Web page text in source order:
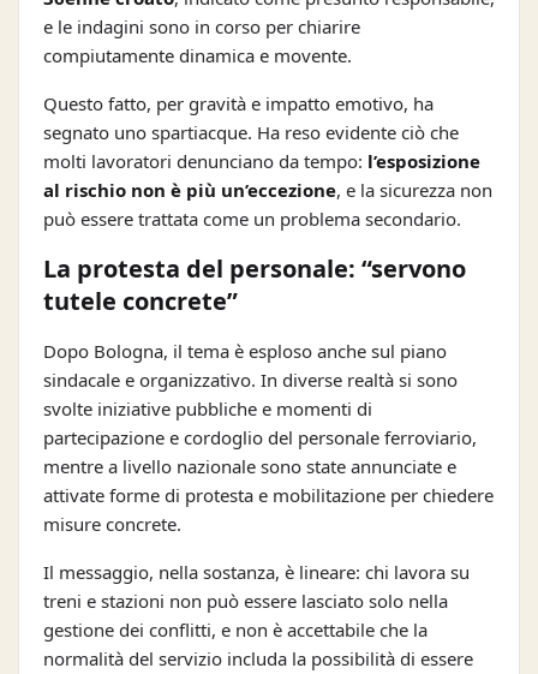
e le indagini sono in corso per chiarire
compiutamente dinamica e movente.
Questo fatto, per gravità e impatto emotivo, ha
segnato uno spartiacque. Ha reso evidente ciò che
molti lavoratori denunciano da tempo: l’esposizione
al rischio non è più un’eccezione, e la sicurezza non
può essere trattata come un problema secondario.
La protesta del personale: “servono
tutele concrete”
Dopo Bologna, il tema è esploso anche sul piano
sindacale e organizzativo. In diverse realtà si sono
svolte iniziative pubbliche e momenti di
partecipazione e cordoglio del personale ferroviario,
mentre a livello nazionale sono state annunciate e
attivate forme di protesta e mobilitazione per chiedere
misure concrete.
Il messaggio, nella sostanza, è lineare: chi lavora su
treni e stazioni non può essere lasciato solo nella
gestione dei conflitti, e non è accettabile che la
normalità del servizio includa la possibilità di essere